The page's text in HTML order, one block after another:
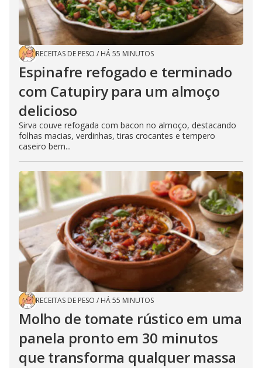
RECEITAS DE PESO / HÁ 55 MINUTOS
Espinafre refogado e terminado
com Catupiry para um almoço
delicioso
Sirva couve refogada com bacon no almoço, destacando
folhas macias, verdinhas, tiras crocantes e tempero
caseiro bem...
RECEITAS DE PESO / HÁ 55 MINUTOS
Molho de tomate rústico em uma
panela pronto em 30 minutos
que transforma qualquer massa